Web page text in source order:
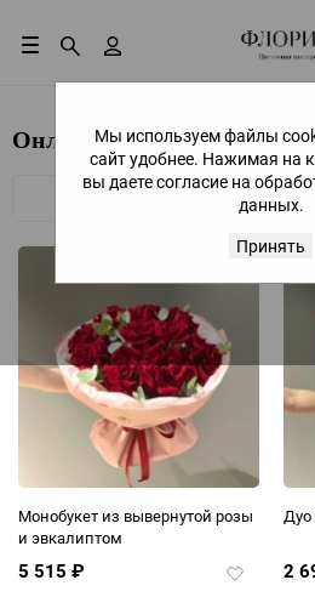
Мы используем файлы
сайт удобнее. Нажимая на
вы даете согласие на
данных.
Принять
Онлайн витрина
ПлиткаПодробно
Монобукет из вывернутой розы
и эвкалиптом
5 515 ₽
Добавить
Дуо
2